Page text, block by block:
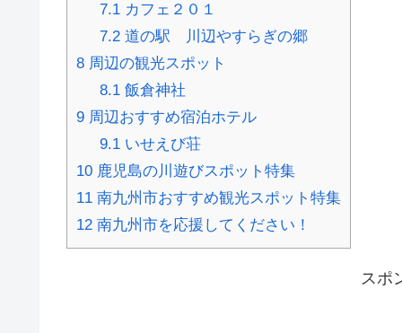
7.1カフェ２０１
7.2道の駅 川辺やすらぎの郷
8 周辺の観光スポット
8.1飯倉神社
9 周辺おすすめ宿泊ホテル
9.1いせえび荘
10 鹿児島の川遊びスポット特集
11 南九州市おすすめ観光スポット特集
12 南九州市を応援してください！
スポ